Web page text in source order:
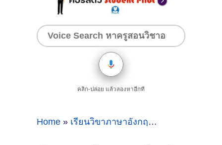
คลิก-ปล่อย แล้วลองหาอีกที
Home » เรียนวิขาภาษาอังกฤษที่สุนีย์